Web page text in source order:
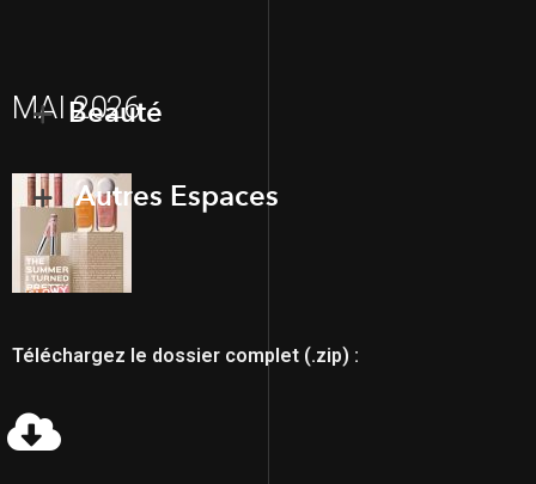
MAI 2026
Beauté
Autres Espaces
Téléchargez le dossier complet (.zip) :